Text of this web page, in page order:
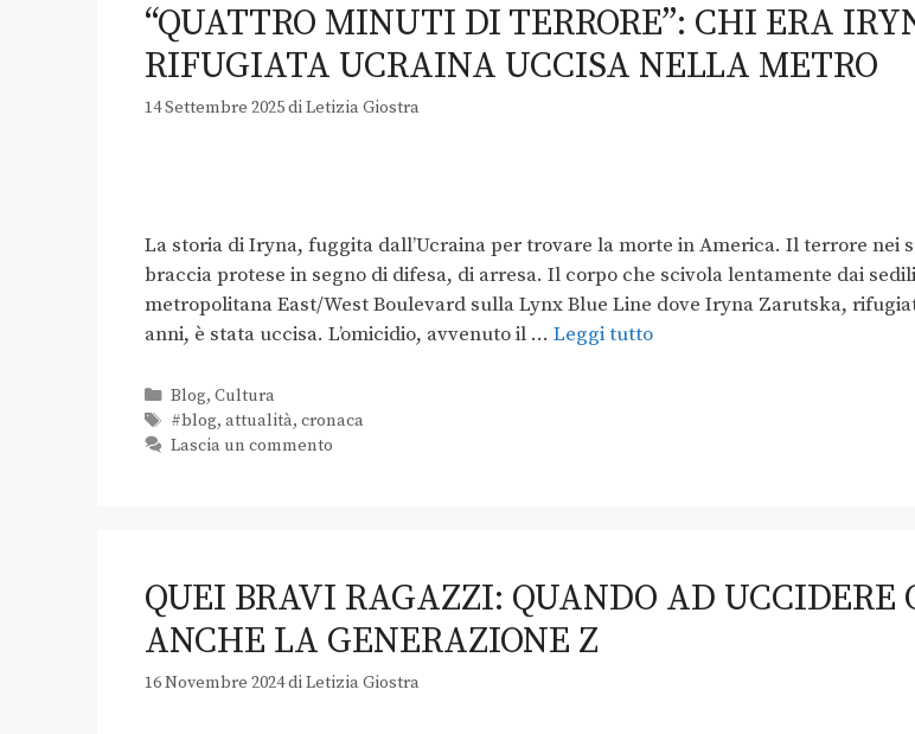
“QUATTRO MINUTI DI TERRORE”: CHI ERA
RIFUGIATA UCRAINA UCCISA NELLA METRO
14 Settembre 2025diLetizia Giostra
La storia di Iryna, fuggita dall’Ucraina per trovare la morte in America. Il terrore nei
braccia protese in segno di difesa, di arresa. Il corpo che scivola lentamente dai
metropolitana East/West Boulevard sulla Lynx Blue Line dove Iryna Zarutska,
anni, è stata uccisa. L’omicidio, avvenuto il … Leggi tutto
Blog, Cultura
#blog, attualità, cronaca
Lascia un commento
QUEI BRAVI RAGAZZI: QUANDO AD UCCIDERE
ANCHE LA GENERAZIONE Z
16 Novembre 2024diLetizia Giostra